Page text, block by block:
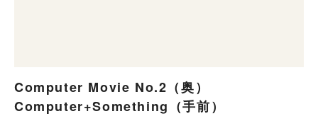
Computer Movie No.2（奥）
Computer+Something（手前）